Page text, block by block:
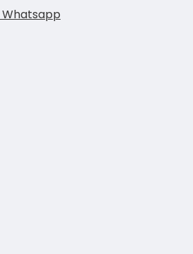
Whatsapp